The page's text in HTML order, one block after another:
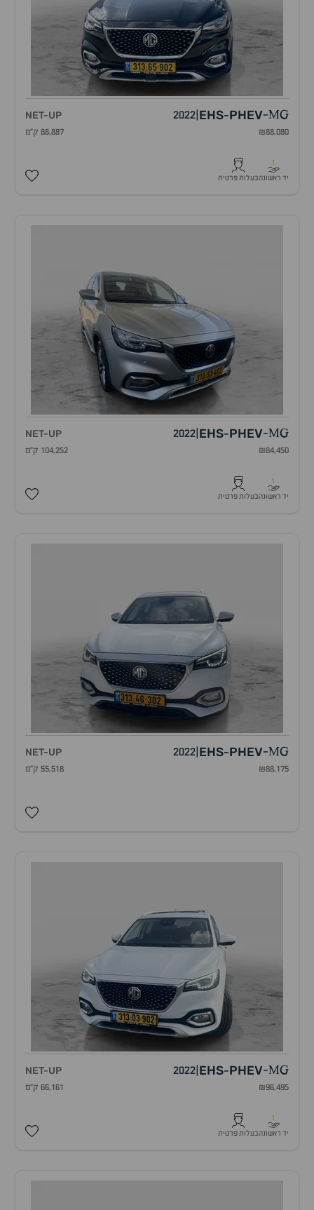
MG
-
EHS-PHEV
2022
NET-UP
₪88,080 88,887 ק"מ
1
יד ראשונהבעלות פרטית
MG
-
EHS-PHEV
2022
NET-UP
₪84,450 104,252 ק"מ
1
יד ראשונהבעלות פרטית
MG
-
EHS-PHEV
2022
NET-UP
₪88,175 55,518 ק"מ
MG
-
EHS-PHEV
2022
NET-UP
₪96,495 66,161 ק"מ
1
יד ראשונהבעלות פרטית